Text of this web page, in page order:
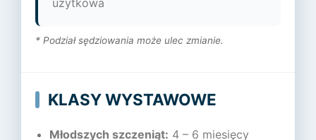
* Podział sędziowania może ulec zmianie.
KLASY WYSTAWOWE
Młodszych szczeniąt: 4 – 6 miesięcy